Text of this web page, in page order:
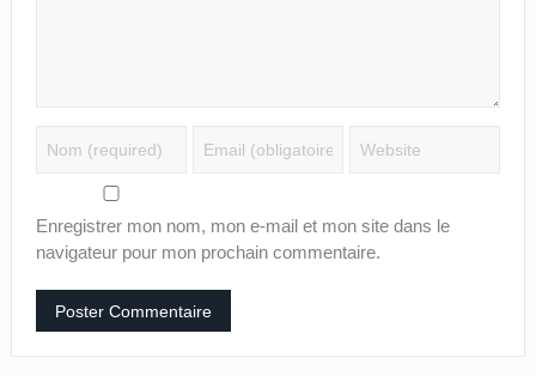
Enregistrer mon nom, mon e-mail et mon site dans le
navigateur pour mon prochain commentaire.